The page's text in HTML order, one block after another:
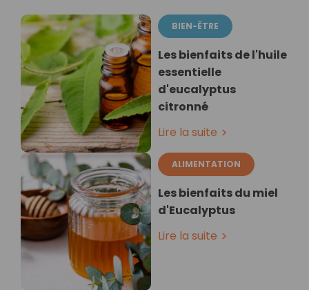
BIEN-ÊTRE
Les bienfaits de l'huile
essentielle
d'eucalyptus
citronné
Lire la suite
ALIMENTATION
Les bienfaits du miel
d'Eucalyptus
Lire la suite